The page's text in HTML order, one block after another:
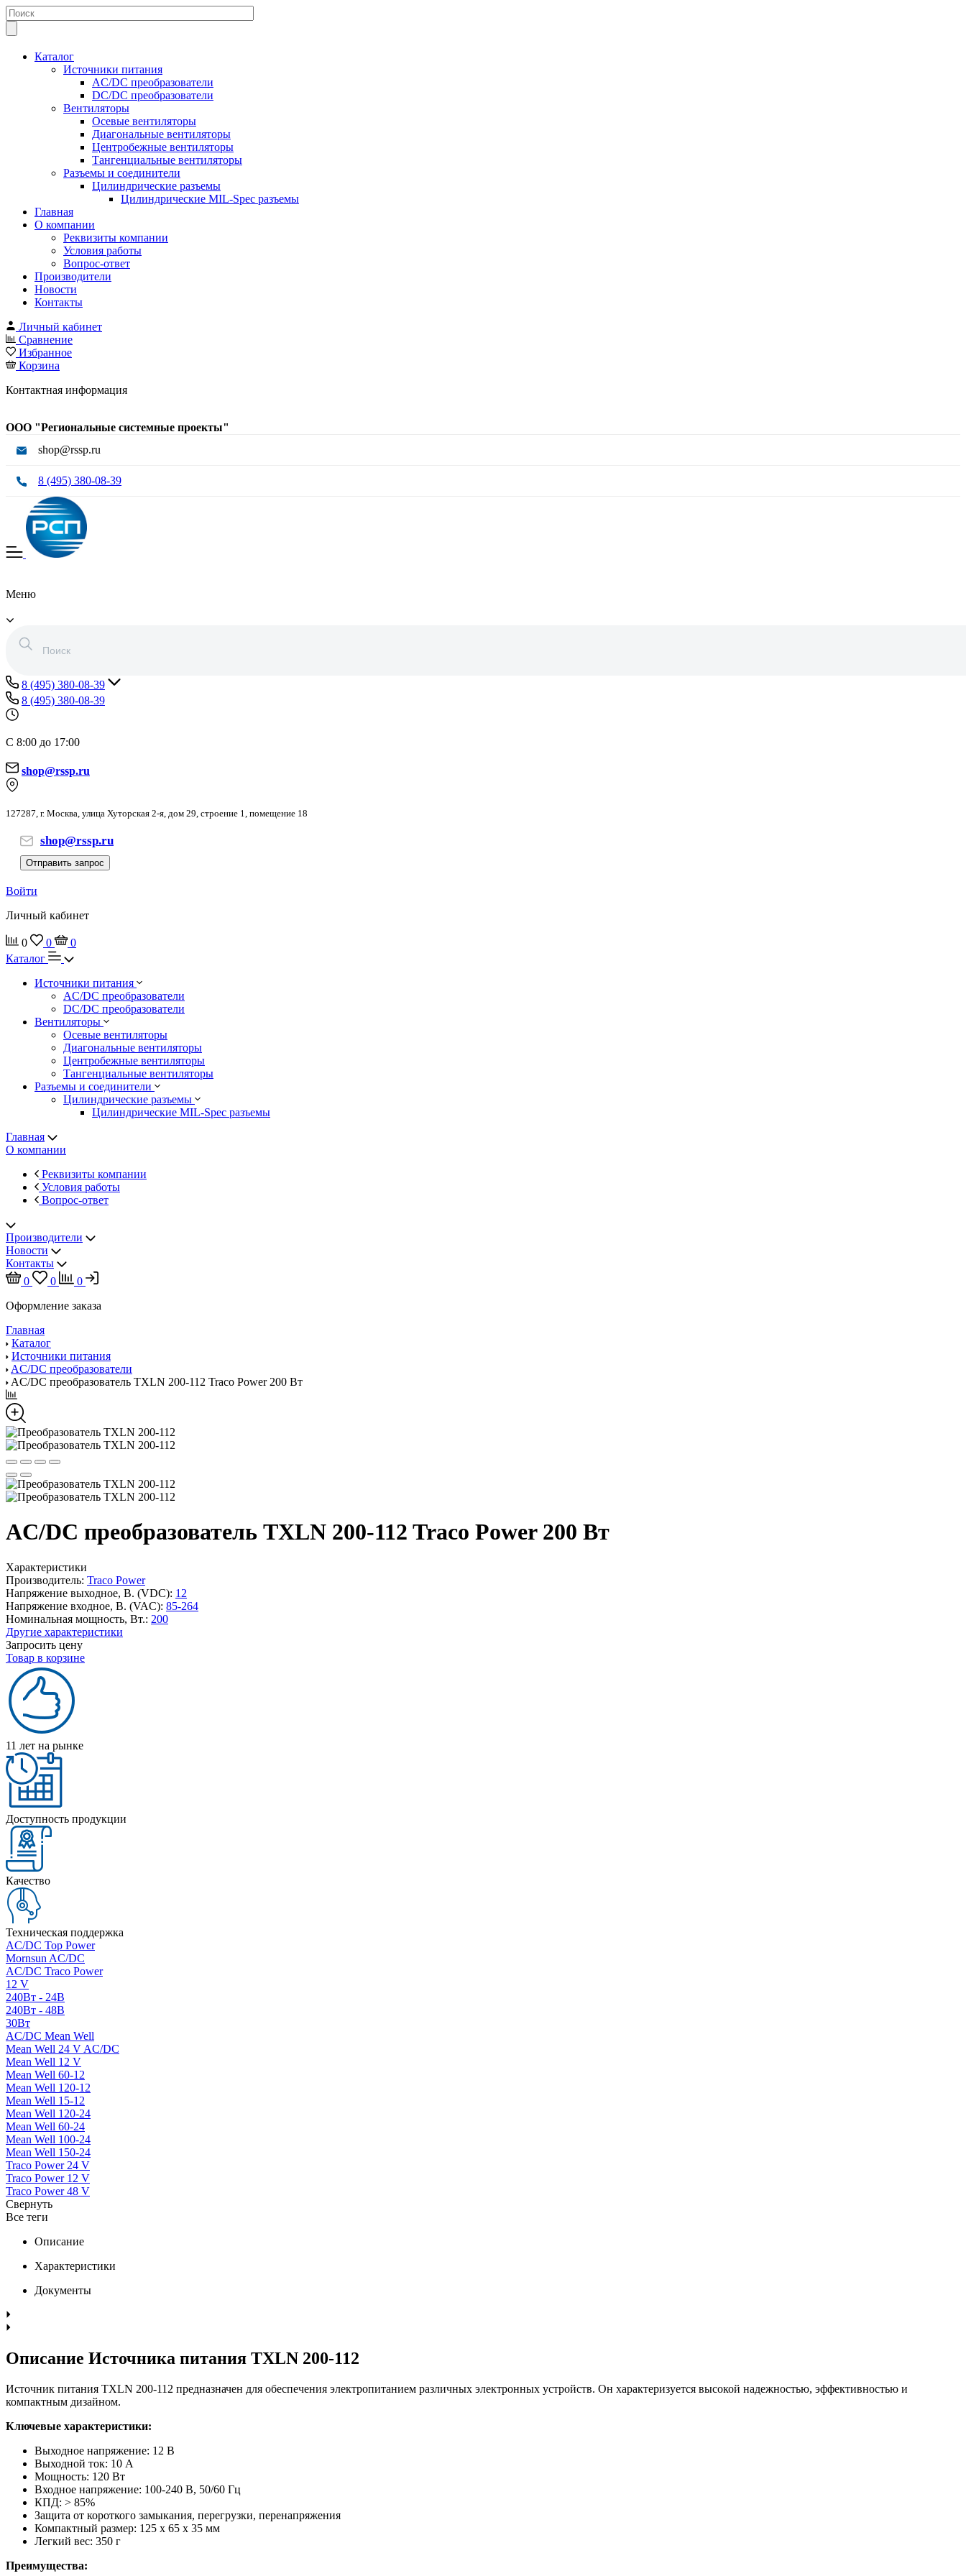
Каталог
Источники питания
AC/DC преобразователи
DC/DC преобразователи
Вентиляторы
Осевые вентиляторы
Диагональные вентиляторы
Центробежные вентиляторы
Тангенциальные вентиляторы
Разъемы и соединители
Цилиндрические разъемы
Цилиндрические MIL-Spec разъемы
Главная
О компании
Реквизиты компании
Условия работы
Вопрос-ответ
Производители
Новости
Контакты
Личный кабинет
Сравнение
Избранное
Корзина
Контактная информация
ООО "Региональные системные проекты"
shop@rssp.ru
8 (495) 380-08-39
Меню
8 (495) 380-08-39
8 (495) 380-08-39
С 8:00 до 17:00
shop@rssp.ru
127287, г. Москва, улица Хуторская 2-я, дом 29, строение 1, помещение 18
shop@rssp.ru
Отправить запрос
Войти
Личный кабинет
0 0
0
Каталог
Источники питания
AC/DC преобразователи
DC/DC преобразователи
Вентиляторы
Осевые вентиляторы
Диагональные вентиляторы
Центробежные вентиляторы
Тангенциальные вентиляторы
Разъемы и соединители
Цилиндрические разъемы
Цилиндрические MIL-Spec разъемы
Главная
О компании
Реквизиты компании
Условия работы
Вопрос-ответ
Производители
Новости
Контакты
0
0
0
Оформление заказа
Главная
Каталог
Источники питания
AC/DC преобразователи
AC/DC преобразователь TXLN 200-112 Traco Power 200 Вт
AC/DC преобразователь TXLN 200-112 Traco Power 200 Вт
Характеристики
Производитель: Traco Power
Напряжение выходное, В. (VDC): 12
Напряжение входное, В. (VAC): 85-264
Номинальная мощность, Вт.: 200
Другие характеристики
Запросить цену
Товар в корзине
11 лет на рынке
Доступность продукции
Качество
Техническая поддержка
AC/DC Top Power
Mornsun AC/DC
AC/DC Traco Power
12 V
240Вт - 24В
240Вт - 48В
30Вт
AC/DC Mean Well
Mean Well 24 V AC/DC
Mean Well 12 V
Mean Well 60-12
Mean Well 120-12
Mean Well 15-12
Mean Well 120-24
Mean Well 60-24
Mean Well 100-24
Mean Well 150-24
Traco Power 24 V
Traco Power 12 V
Traco Power 48 V
Свернуть
Все теги
Описание
Характеристики
Документы
Описание Источника питания TXLN 200-112
Источник питания TXLN 200-112 предназначен для обеспечения электропитанием различных электронных устройств. Он характеризуется высокой надежностью, эффективностью и
компактным дизайном.
Ключевые характеристики:
Выходное напряжение: 12 В
Выходной ток: 10 А
Мощность: 120 Вт
Входное напряжение: 100-240 В, 50/60 Гц
КПД: > 85%
Защита от короткого замыкания, перегрузки, перенапряжения
Компактный размер: 125 x 65 x 35 мм
Легкий вес: 350 г
Преимущества: